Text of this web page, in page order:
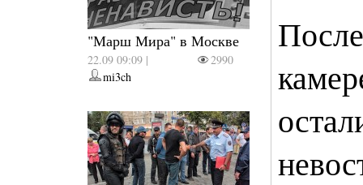
"Марш Мира" в Москве
22.09 09:09 |
2990
mi3ch